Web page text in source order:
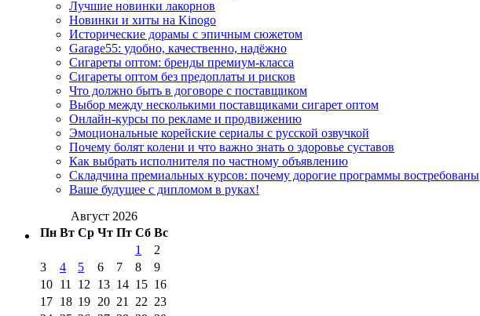
Лучшие новинки лакорнов
Новинки и хиты на Kinogo
Исторические дорамы с эпичным сюжетом
Garage55: удобно, качественно, надёжно
Сигареты оптом: бренды премиум-класса
Сигареты оптом без предоплаты и рисков
Что должно быть в договоре с поставщиком
Выбор между несколькими поставщиками сигарет оптом
Онлайн-курсы по рекламе и продвижению
Эмоциональные корейские сериалы с русской озвучкой
Почему болят колени и что важно знать о здоровье суставов
Как выбрать исполнителя по частному объявлению
Складчина премиальных курсов: почему дорогие программы востребованы
Ваше будущее с дипломом в руках!
Август 2026
Пн Вт Ср Чт Пт Сб Вс
1
2
3
4 5 6 7 8
9
10 11 12 13 14 15 16
17 18 19 20 21 22 23